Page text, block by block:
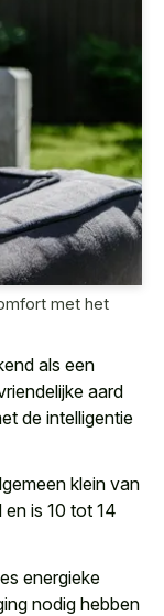
met het
als een
aard
de intelligentie
klein van
is 10 tot 14
energieke
nodig hebben